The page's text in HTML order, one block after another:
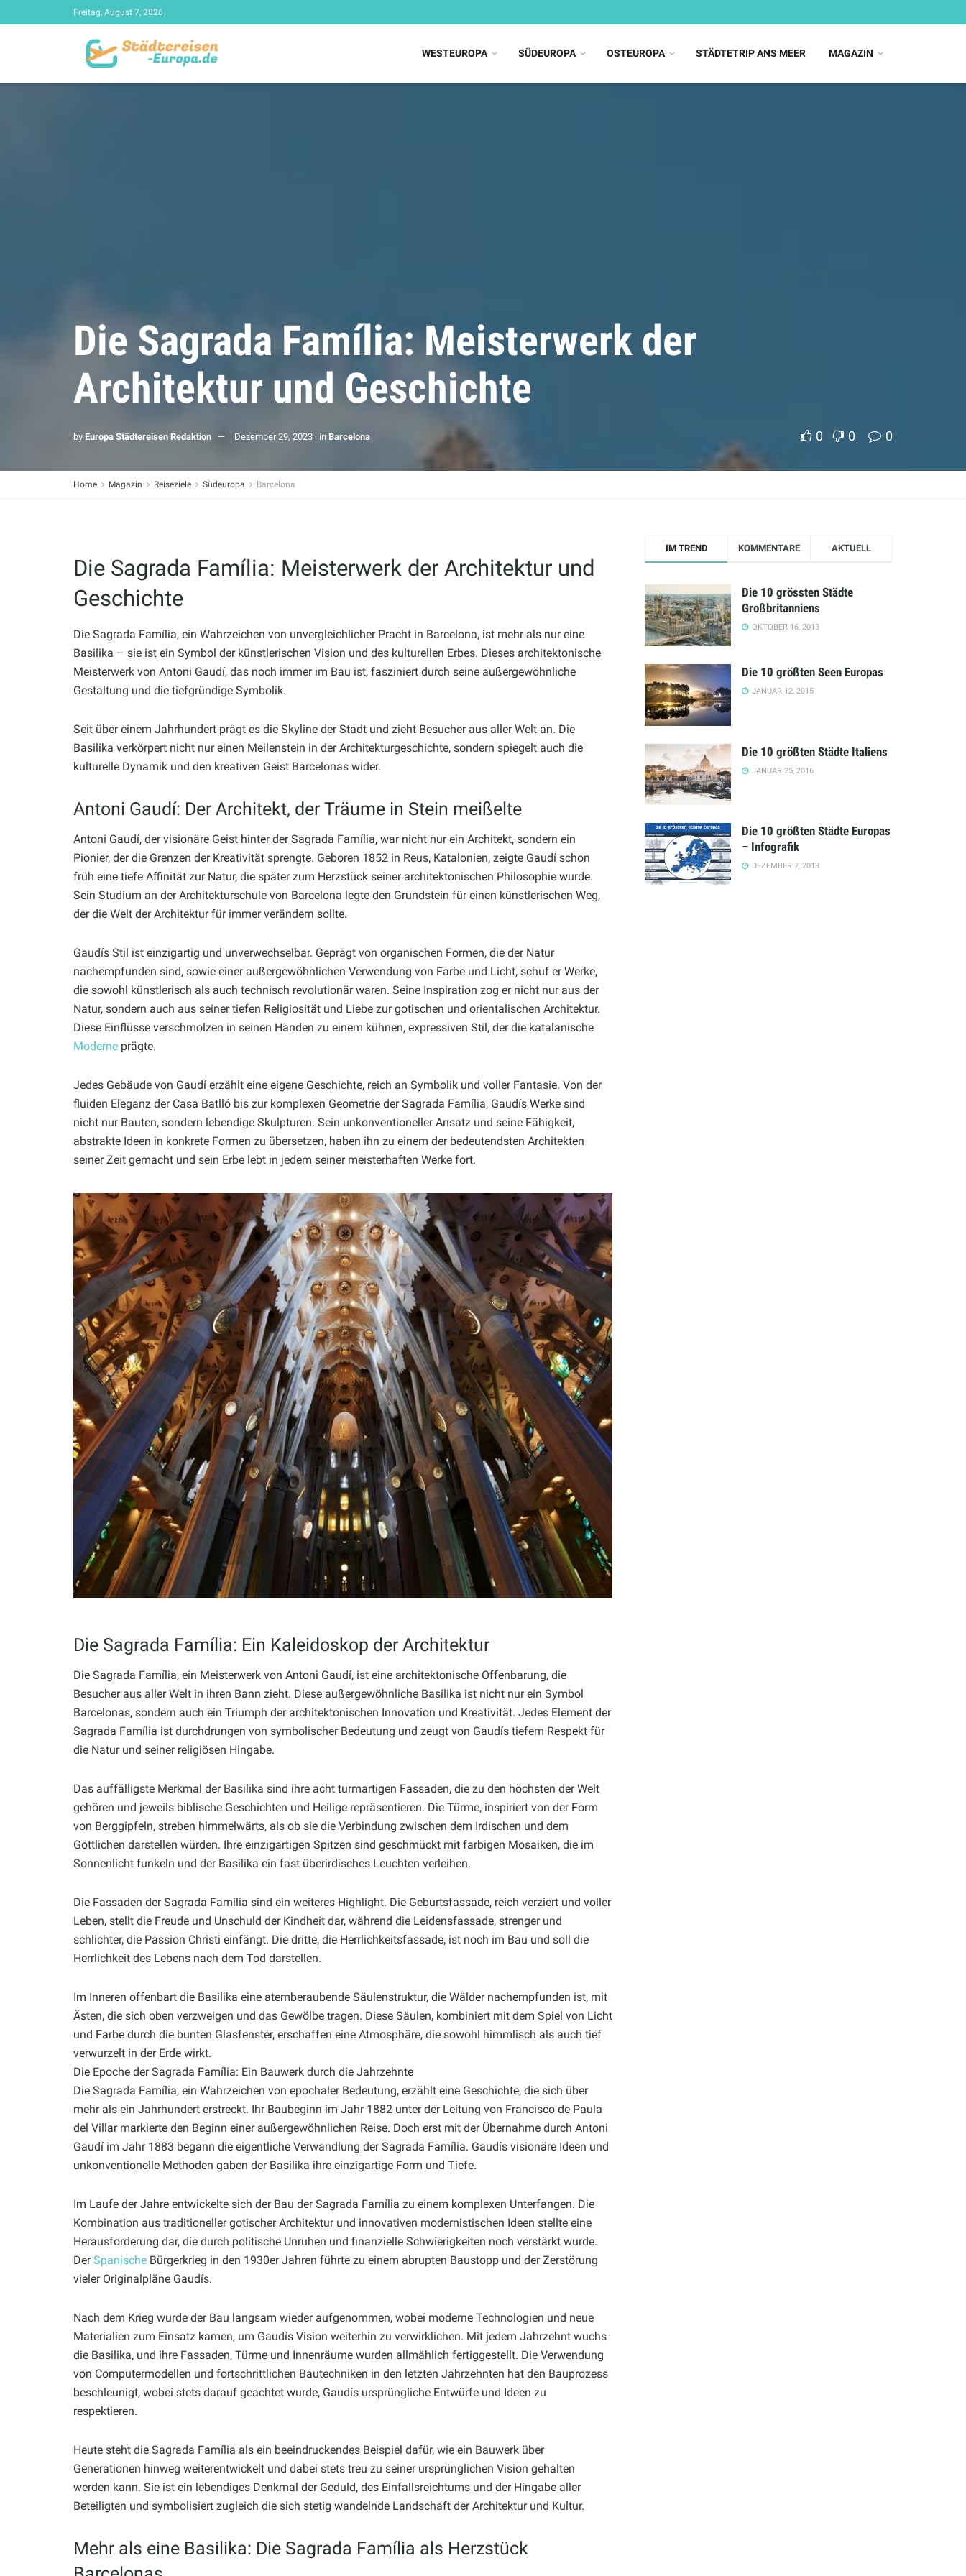
Freitag, August 7, 2026
WESTEUROPA SÜDEUROPA OSTEUROPA STÄDTETRIP ANS MEER MAGAZIN
Die Sagrada Família: Meisterwerk der
Architektur und Geschichte
by Europa Städtereisen Redaktion Dezember 29, 2023 in Barcelona 0 0 0
Home Magazin Reiseziele Südeuropa Barcelona
Die Sagrada Família: Meisterwerk der Architektur und
Geschichte
Die Sagrada Família, ein Wahrzeichen von unvergleichlicher Pracht in Barcelona, ist mehr als nur eine
Basilika – sie ist ein Symbol der künstlerischen Vision und des kulturellen Erbes. Dieses architektonische
Meisterwerk von Antoni Gaudí, das noch immer im Bau ist, fasziniert durch seine außergewöhnliche
Gestaltung und die tiefgründige Symbolik.
Seit über einem Jahrhundert prägt es die Skyline der Stadt und zieht Besucher aus aller Welt an. Die
Basilika verkörpert nicht nur einen Meilenstein in der Architekturgeschichte, sondern spiegelt auch die
kulturelle Dynamik und den kreativen Geist Barcelonas wider.
Antoni Gaudí: Der Architekt, der Träume in Stein meißelte
Antoni Gaudí, der visionäre Geist hinter der Sagrada Família, war nicht nur ein Architekt, sondern ein
Pionier, der die Grenzen der Kreativität sprengte. Geboren 1852 in Reus, Katalonien, zeigte Gaudí schon
früh eine tiefe Affinität zur Natur, die später zum Herzstück seiner architektonischen Philosophie wurde.
Sein Studium an der Architekturschule von Barcelona legte den Grundstein für einen künstlerischen Weg,
der die Welt der Architektur für immer verändern sollte.
Gaudís Stil ist einzigartig und unverwechselbar. Geprägt von organischen Formen, die der Natur
nachempfunden sind, sowie einer außergewöhnlichen Verwendung von Farbe und Licht, schuf er Werke,
die sowohl künstlerisch als auch technisch revolutionär waren. Seine Inspiration zog er nicht nur aus der
Natur, sondern auch aus seiner tiefen Religiosität und Liebe zur gotischen und orientalischen Architektur.
Diese Einflüsse verschmolzen in seinen Händen zu einem kühnen, expressiven Stil, der die katalanische
Moderne prägte.
Jedes Gebäude von Gaudí erzählt eine eigene Geschichte, reich an Symbolik und voller Fantasie. Von der
fluiden Eleganz der Casa Batlló bis zur komplexen Geometrie der Sagrada Família, Gaudís Werke sind
nicht nur Bauten, sondern lebendige Skulpturen. Sein unkonventioneller Ansatz und seine Fähigkeit,
abstrakte Ideen in konkrete Formen zu übersetzen, haben ihn zu einem der bedeutendsten Architekten
seiner Zeit gemacht und sein Erbe lebt in jedem seiner meisterhaften Werke fort.
Die Sagrada Família: Ein Kaleidoskop der Architektur
Die Sagrada Família, ein Meisterwerk von Antoni Gaudí, ist eine architektonische Offenbarung, die
Besucher aus aller Welt in ihren Bann zieht. Diese außergewöhnliche Basilika ist nicht nur ein Symbol
Barcelonas, sondern auch ein Triumph der architektonischen Innovation und Kreativität. Jedes Element der
Sagrada Família ist durchdrungen von symbolischer Bedeutung und zeugt von Gaudís tiefem Respekt für
die Natur und seiner religiösen Hingabe.
Das auffälligste Merkmal der Basilika sind ihre acht turmartigen Fassaden, die zu den höchsten der Welt
gehören und jeweils biblische Geschichten und Heilige repräsentieren. Die Türme, inspiriert von der Form
von Berggipfeln, streben himmelwärts, als ob sie die Verbindung zwischen dem Irdischen und dem
Göttlichen darstellen würden. Ihre einzigartigen Spitzen sind geschmückt mit farbigen Mosaiken, die im
Sonnenlicht funkeln und der Basilika ein fast überirdisches Leuchten verleihen.
Die Fassaden der Sagrada Família sind ein weiteres Highlight. Die Geburtsfassade, reich verziert und voller
Leben, stellt die Freude und Unschuld der Kindheit dar, während die Leidensfassade, strenger und
schlichter, die Passion Christi einfängt. Die dritte, die Herrlichkeitsfassade, ist noch im Bau und soll die
Herrlichkeit des Lebens nach dem Tod darstellen.
Im Inneren offenbart die Basilika eine atemberaubende Säulenstruktur, die Wälder nachempfunden ist, mit
Ästen, die sich oben verzweigen und das Gewölbe tragen. Diese Säulen, kombiniert mit dem Spiel von Licht
und Farbe durch die bunten Glasfenster, erschaffen eine Atmosphäre, die sowohl himmlisch als auch tief
verwurzelt in der Erde wirkt.
Die Epoche der Sagrada Família: Ein Bauwerk durch die Jahrzehnte
Die Sagrada Família, ein Wahrzeichen von epochaler Bedeutung, erzählt eine Geschichte, die sich über
mehr als ein Jahrhundert erstreckt. Ihr Baubeginn im Jahr 1882 unter der Leitung von Francisco de Paula
del Villar markierte den Beginn einer außergewöhnlichen Reise. Doch erst mit der Übernahme durch Antoni
Gaudí im Jahr 1883 begann die eigentliche Verwandlung der Sagrada Família. Gaudís visionäre Ideen und
unkonventionelle Methoden gaben der Basilika ihre einzigartige Form und Tiefe.
Im Laufe der Jahre entwickelte sich der Bau der Sagrada Família zu einem komplexen Unterfangen. Die
Kombination aus traditioneller gotischer Architektur und innovativen modernistischen Ideen stellte eine
Herausforderung dar, die durch politische Unruhen und finanzielle Schwierigkeiten noch verstärkt wurde.
DerSpanische Bürgerkrieg in den 1930er Jahren führte zu einem abrupten Baustopp und der Zerstörung
vieler Originalpläne Gaudís.
Nach dem Krieg wurde der Bau langsam wieder aufgenommen, wobei moderne Technologien und neue
Materialien zum Einsatz kamen, um Gaudís Vision weiterhin zu verwirklichen. Mit jedem Jahrzehnt wuchs
die Basilika, und ihre Fassaden, Türme und Innenräume wurden allmählich fertiggestellt. Die Verwendung
von Computermodellen und fortschrittlichen Bautechniken in den letzten Jahrzehnten hat den Bauprozess
beschleunigt, wobei stets darauf geachtet wurde, Gaudís ursprüngliche Entwürfe und Ideen zu
respektieren.
Heute steht die Sagrada Família als ein beeindruckendes Beispiel dafür, wie ein Bauwerk über
Generationen hinweg weiterentwickelt und dabei stets treu zu seiner ursprünglichen Vision gehalten
werden kann. Sie ist ein lebendiges Denkmal der Geduld, des Einfallsreichtums und der Hingabe aller
Beteiligten und symbolisiert zugleich die sich stetig wandelnde Landschaft der Architektur und Kultur.
Mehr als eine Basilika: Die Sagrada Família als Herzstück
IM TREND KOMMENTARE AKTUELL
Die 10 grössten Städte
Großbritanniens
OKTOBER 16, 2013
Die 10 größten Seen Europas
JANUAR 12, 2015
Die 10 größten Städte Italiens
JANUAR 25, 2016
Die 10 größten Städte Europas
– Infografik
DEZEMBER 7, 2013